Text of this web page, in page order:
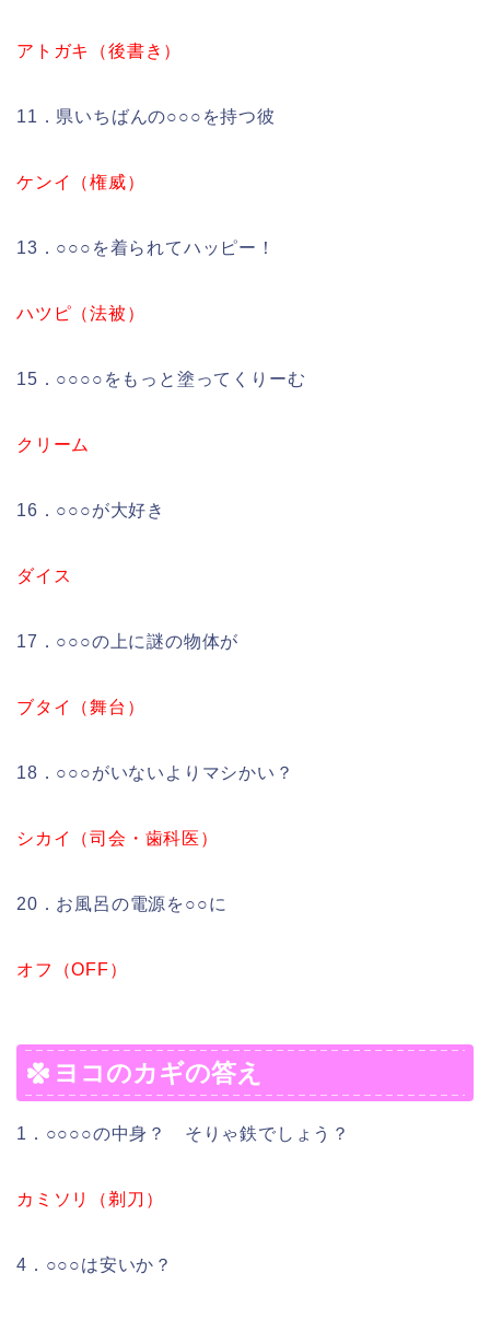
アトガキ（後書き）
11．県いちばんの○○○を持つ彼
ケンイ（権威）
13．○○○を着られてハッピー！
ハツピ（法被）
15．○○○○をもっと塗ってくりーむ
クリーム
16．○○○が大好き
ダイス
17．○○○の上に謎の物体が
ブタイ（舞台）
18．○○○がいないよりマシかい？
シカイ（司会・歯科医）
20．お風呂の電源を○○に
オフ（OFF）
ヨコのカギの答え
1．○○○○の中身？ そりゃ鉄でしょう？
カミソリ（剃刀）
4．○○○は安いか？